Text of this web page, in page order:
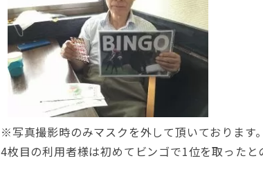
※写真撮影時のみマスクを外して頂いております。
4枚目の利用者様は初めてビンゴで1位を取った